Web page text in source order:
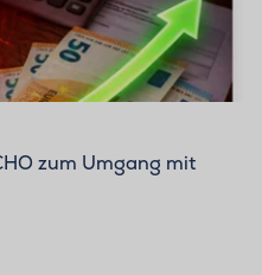
zum Umgang mit